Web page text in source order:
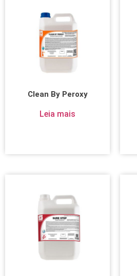
Clean By Peroxy
Leia mais